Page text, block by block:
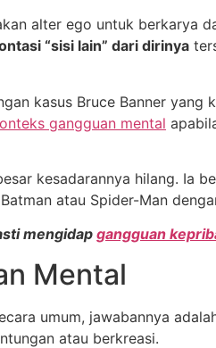
alter ego untuk berkarya
“sisi lain” dari dirinya
kasus Bruce Banner
gangguan mental
kesadarannya hilang. Ia
atau Spider-Man
mengidap gangguan
Mental
umum, jawabannya
atau berkreasi.